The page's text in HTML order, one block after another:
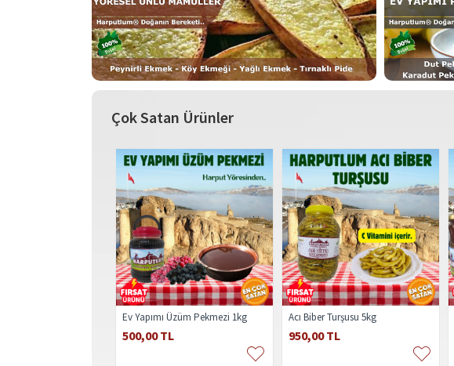
Çok Satan Ürünler
Ev Yapımı Üzüm Pekmezi 1kg
500,00 TL
Acı Biber Turşusu 5kg
950,00 TL